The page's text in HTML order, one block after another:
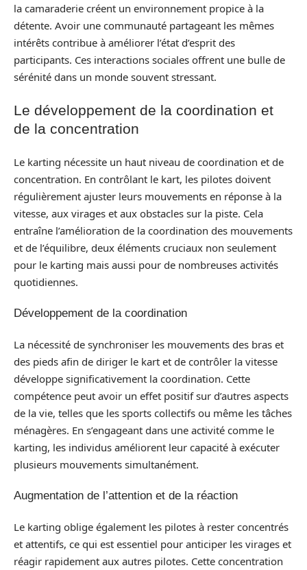
la camaraderie créent un environnement propice à la
détente. Avoir une communauté partageant les mêmes
intérêts contribue à améliorer l’état d’esprit des
participants. Ces interactions sociales offrent une bulle de
sérénité dans un monde souvent stressant.
Le développement de la coordination et
de la concentration
Le karting nécessite un haut niveau de coordination et de
concentration. En contrôlant le kart, les pilotes doivent
régulièrement ajuster leurs mouvements en réponse à la
vitesse, aux virages et aux obstacles sur la piste. Cela
entraîne l’amélioration de la coordination des mouvements
et de l’équilibre, deux éléments cruciaux non seulement
pour le karting mais aussi pour de nombreuses activités
quotidiennes.
Développement de la coordination
La nécessité de synchroniser les mouvements des bras et
des pieds afin de diriger le kart et de contrôler la vitesse
développe significativement la coordination. Cette
compétence peut avoir un effet positif sur d’autres aspects
de la vie, telles que les sports collectifs ou même les tâches
ménagères. En s’engageant dans une activité comme le
karting, les individus améliorent leur capacité à exécuter
plusieurs mouvements simultanément.
Augmentation de l’attention et de la réaction
Le karting oblige également les pilotes à rester concentrés
et attentifs, ce qui est essentiel pour anticiper les virages et
réagir rapidement aux autres pilotes. Cette concentration